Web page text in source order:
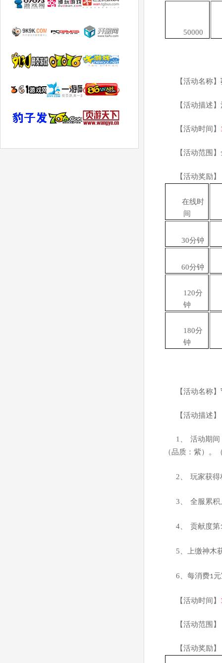
50000
【活动名称】
【活动描述
【活动时间】
【活动范围
【活动奖励】
在线时
间
30分钟
60分钟
120分
钟
180分
钟
【活动名称】
【活动描述】
1
活动期
（品质：紫）。
2 玩家获得
3 全服累积
4 贡献度第
5 、上缴神木
6 、每消费1
【活动时间】
【活动范围】
【活动奖励】